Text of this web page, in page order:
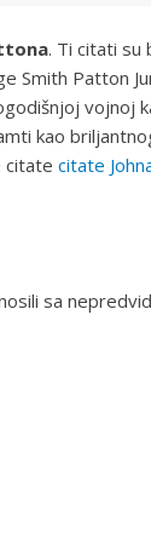
. Ti citati su
Smith Patton
vojnoj
kao
citate citate
sa